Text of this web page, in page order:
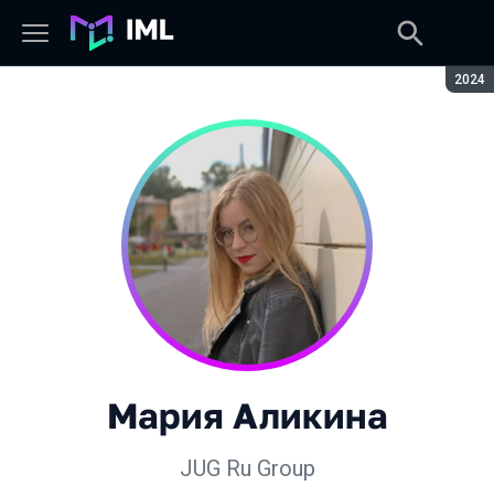
2024
Мария Аликина
JUG Ru Group